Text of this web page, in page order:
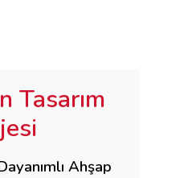
Tasarım
Ahşap